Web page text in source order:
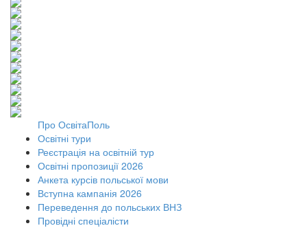
Про ОсвітаПоль
Освітні тури
Реєстрація на освітній тур
Освітні пропозиції 2026
Анкета курсів польської мови
Вступна кампанія 2026
Переведення до польських ВНЗ
Провідні спеціалісти